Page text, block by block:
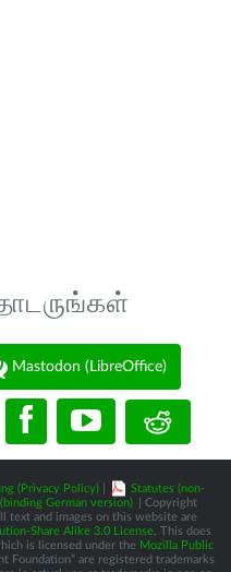
Mastodon (LibreOffice)
(Privacy Policy)
Statutes (non-
German version)
| Copyright
text and images on this website are
Share Alike 3.0 License. This does
is licensed under the Mozilla Public
Foundation” are registered trademarks